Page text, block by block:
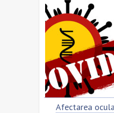
Afectarea oculara in